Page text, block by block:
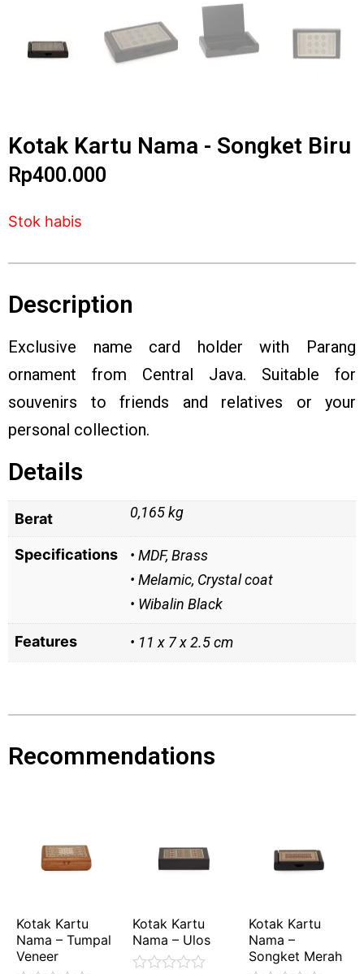
Kotak Kartu Nama - Songket Biru
Rp400.000
Stok habis
Description
Exclusive name card holder with Parang
ornament from Central Java. Suitable for
souvenirs to friends and relatives or your
personal collection.
Details
Berat 0,165 kg
Specifications
• MDF, Brass
• Melamic, Crystal coat
• Wibalin Black
Features • 11 x 7 x 2.5 cm
Recommendations
Kotak Kartu
Nama – Tumpal
Veneer
Kotak Kartu
Nama – Ulos
Kotak Kartu
Nama –
Songket Merah